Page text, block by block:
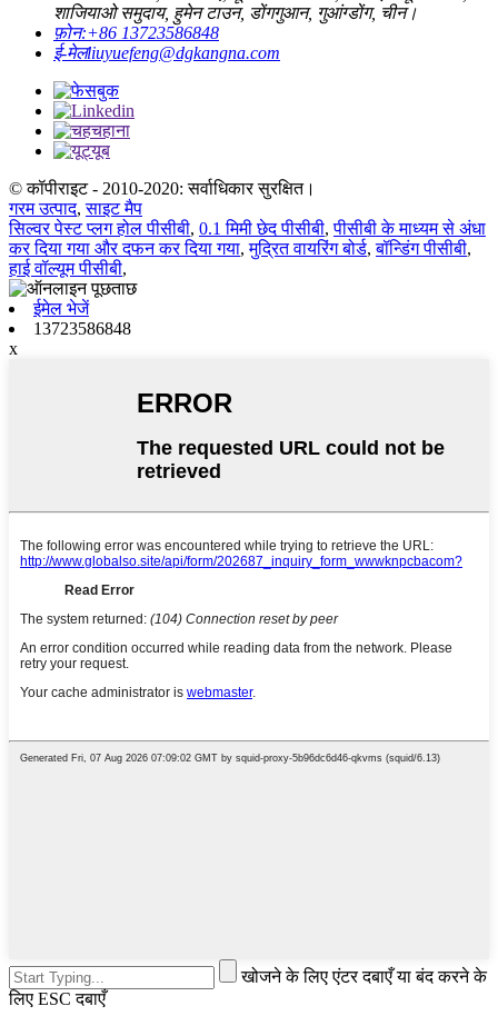
शाजियाओ समुदाय, हुमेन टाउन, डोंगगुआन, गुआंग्डोंग, चीन।
फ़ोन:+86 13723586848
ई-मेलliuyuefeng@dgkangna.com
© कॉपीराइट - 2010-2020: सर्वाधिकार सुरक्षित।
गरम उत्पाद,साइट मैप
सिल्वर पेस्ट प्लग होल पीसीबी, 0.1 मिमी छेद पीसीबी,पीसीबी के माध्यम से अंधा
कर दिया गया और दफन कर दिया गया,मुद्रित वायरिंग बोर्ड,बॉन्डिंग पीसीबी,
हाई वॉल्यूम पीसीबी,
ईमेल भेजें
13723586848
x
खोजने के लिए एंटर दबाएँ या बंद करने के
लिए ESC दबाएँ